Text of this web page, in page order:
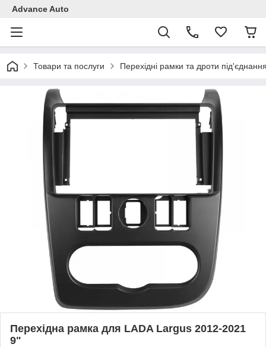
Advance Auto
Товари та послуги Перехідні рамки та дроти
Перехідна рамка для LADA Largus 2012-2021
9"